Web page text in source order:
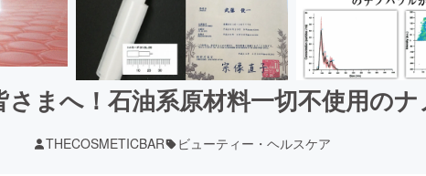
さまへ！石油系原材料一切不使用の
THECOSMETICBAR ビューティー・ヘルスケア